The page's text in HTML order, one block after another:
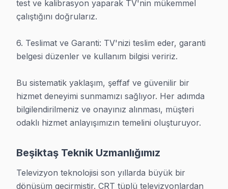
Beşiktaş'de müşteri onayı alınmadan ek işlem
Beşiktaş TV servisi olarak bölgedeki her TV model ve
Şunu da belirtelim: Beşiktaş'de standby modundan
Beşiktaş mahallesindeki müşterilerimiz TV arızaları için
Güç ışığı yanan ancak açılmayan TV vakalarında
Pratikte gözlemlediğimiz: Beşiktaş'de teknisyenin yerinde
Beşiktaş TV servis ekibimiz 2009'dan bu yana bölgede;
Beşiktaş bölgesinin nüfus yapısı düşünüldüğünde yerinde
Dikkate almanız gereken bir husus: Firmware güncelleme
Beşiktaş'de tamir sürecinde en uzun süren aşama teşhis
test ve kalibrasyon yaparak TV'nin mükemmel
çalıştığını doğrularız.
6. Teslimat ve Garanti: TV'nizi teslim eder, garanti
belgesi düzenler ve kullanım bilgisi veririz.
Bu sistematik yaklaşım, şeffaf ve güvenilir bir
hizmet deneyimi sunmamızı sağlıyor. Her adımda
bilgilendirilmeniz ve onayınız alınması, müşteri
odaklı hizmet anlayışımızın temelini oluşturuyor.
Beşiktaş Teknik Uzmanlığımız
Televizyon teknolojisi son yıllarda büyük bir
dönüşüm geçirmiştir. CRT tüplü televizyonlardan